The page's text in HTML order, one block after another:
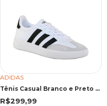
ADIDAS
Tênis Casual Branco e Preto Barreda | Adidas
R$299,99